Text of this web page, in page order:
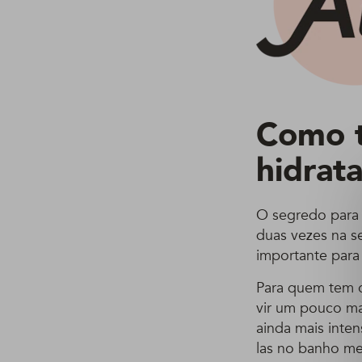
Como
O segredo
duas vezes na
importante
Para quem
vir um pouco
ainda mais
las no banho